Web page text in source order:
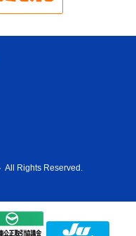
All Rights Reserved.